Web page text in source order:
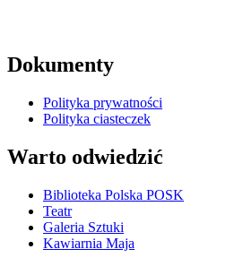
Dokumenty
Polityka prywatności
Polityka ciasteczek
Warto odwiedzić
Biblioteka Polska POSK
Teatr
Galeria Sztuki
Kawiarnia Maja